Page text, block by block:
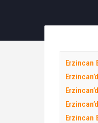
Erzincan
Erzincan